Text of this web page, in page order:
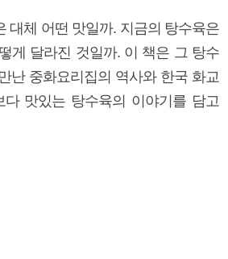
대체 어떤 맛일까. 지금의 탕수육은
게 달라진 것일까. 이 책은 그 탕수
난 중화요리집의 역사와 한국 화교
맛있는 탕수육의 이야기를 담고